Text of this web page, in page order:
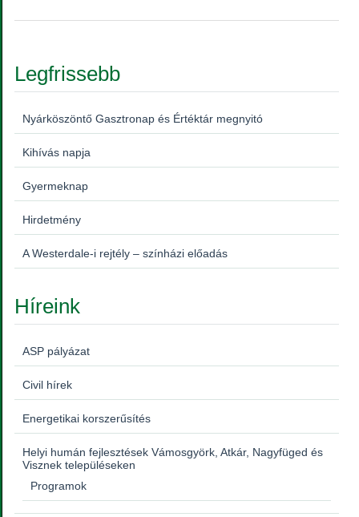
Legfrissebb
Nyárköszöntő Gasztronap és Értéktár megnyitó
Kihívás napja
Gyermeknap
Hirdetmény
A Westerdale-i rejtély – színházi előadás
Híreink
ASP pályázat
Civil hírek
Energetikai korszerűsítés
Helyi humán fejlesztések Vámosgyörk, Atkár, Nagyfüged és
Visznek településeken
Programok